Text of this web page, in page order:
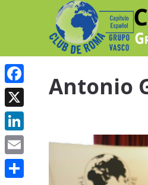
Antonio
Facebook
X
LinkedIn
Email